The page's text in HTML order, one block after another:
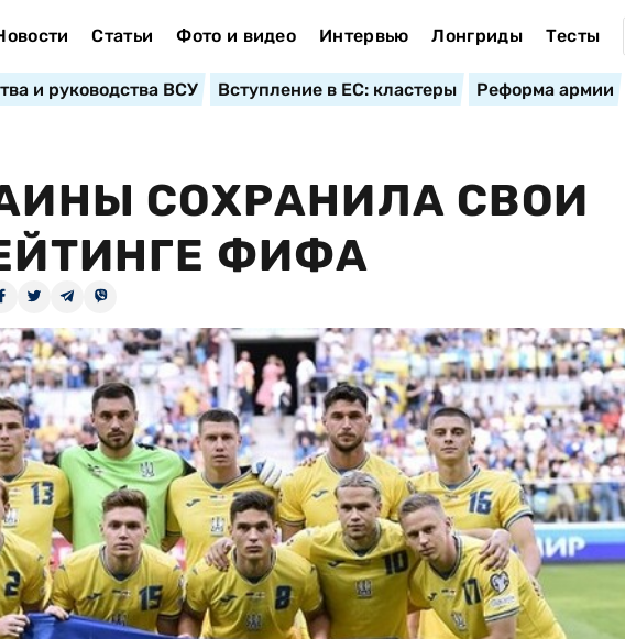
Статьи Фото и видео Интервью Лонгриды Тесты
и руководства ВСУ Вступление в ЕС: кластеры Реформа армии
СОХРАНИЛА СВОИ
ФИФА